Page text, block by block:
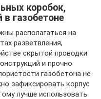
коробок,
газобетоне
располагаться на
разветвления,
скрытой проводки
и прочно
газобетона не
зафиксировать корпус
лучше использовать